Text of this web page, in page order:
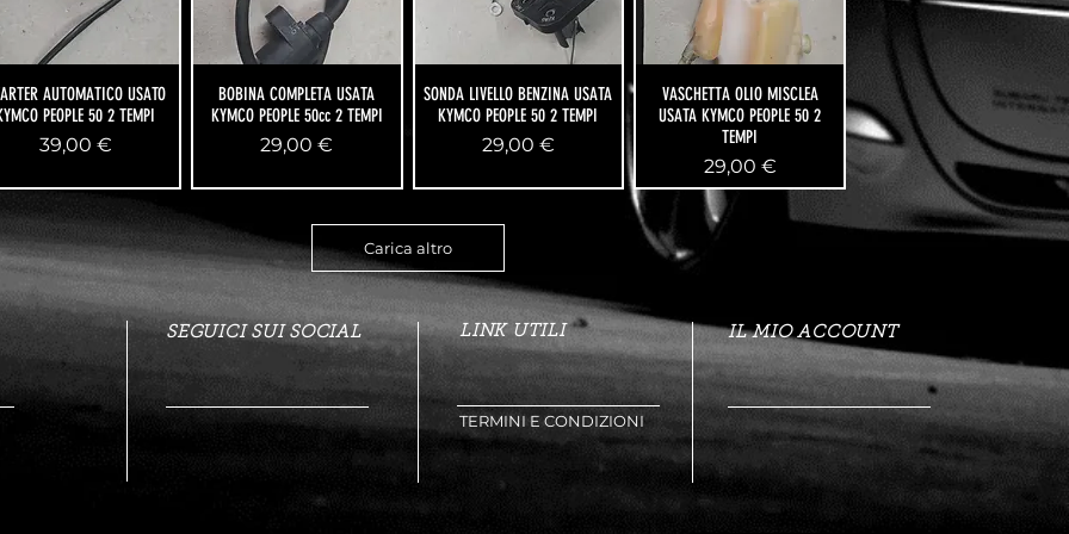
AUTOMATICO USATO
PEOPLE 50 2 TEMPI
Prezzo
39,00 €
BOBINA COMPLETA USATA
KYMCO PEOPLE 50cc 2 TEMPI
Prezzo
29,00 €
SONDA LIVELLO BENZINA USATA
KYMCO PEOPLE 50 2 TEMPI
Prezzo
29,00 €
VASCHETTA OLIO MISCLEA
USATA KYMCO PEOPLE 50 2
TEMPI
Prezzo
29,00 €
Carica altro
SEGUICI SUI SOCIAL LINK UTILI
TERMINI E CONDIZIONI
IL MIO ACCOUNT